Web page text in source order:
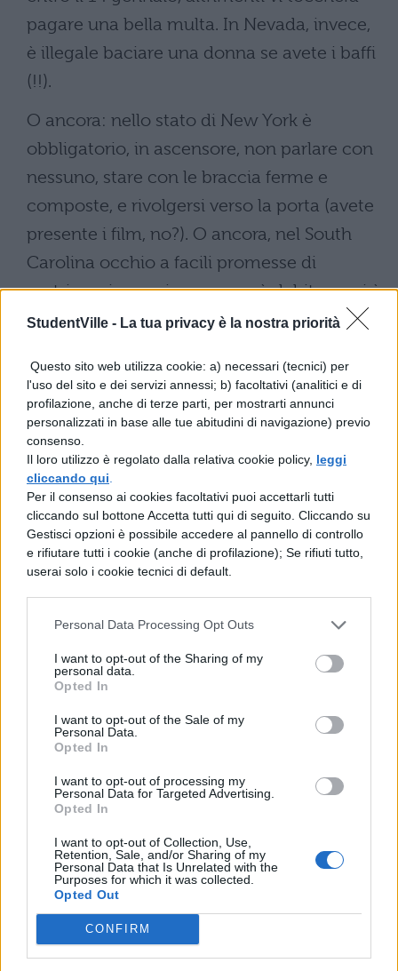
StudentVille - La tua privacy è la nostra priorità
Questo sito web utilizza cookie: a) necessari (tecnici) per
l'uso del sito e dei servizi annessi; b) facoltativi (analitici e di
profilazione, anche di terze parti, per mostrarti annunci
personalizzati in base alle tue abitudini di navigazione) previo
consenso.
Il loro utilizzo è regolato dalla relativa cookie policy, leggi
cliccando qui
Per il consenso ai cookies facoltativi puoi accettarli tutti
cliccando sul bottone Accetta tutti qui di seguito. Cliccando su
Gestisci opzioni è possibile accedere al pannello di controllo
e rifiutare tutti i cookie (anche di profilazione); Se rifiuti tutto,
userai solo i cookie tecnici di default.
Personal Data Processing Opt Outs
I want to opt-out of the Sharing of my
personal data.
Opted In
I want to opt-out of the Sale of my
Personal Data.
Opted In
I want to opt-out of processing my
Personal Data for Targeted Advertising.
Opted In
I want to opt-out of Collection, Use,
Retention, Sale, and/or Sharing of my
Personal Data that Is Unrelated with the
Purposes for which it was collected.
Opted Out
CONFIRM
pagare una bella multa. In Nevada, invece,
è illegale baciare una donna se avete i baffi
(!!).
O ancora: nello stato di New York è
obbligatorio, in ascensore, non parlare con
nessuno, stare con le braccia ferme e
composte, e rivolgersi verso la porta (avete
presente i film, no?). O ancora, nel South
Carolina occhio a facili promesse di
matrimonio: ogni promessa è debito, anzi è
obbligo. Se promettete, dovrete sposarvi sul
Foto |Randy Pertiet
TI POTREBBE INTERESSARE
NEWS LIFESTYLE
settembre: come
dell'età
NEWS LIFESTYLE
Iss su gaming, azzardo
Bad Bunny, concerto
il 18 luglio: rimborso